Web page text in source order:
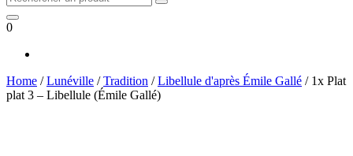
0
Home /Lunéville /Tradition /Libellule d'après Émile Gallé / 1x Plat
plat 3 – Libellule (Émile Gallé)